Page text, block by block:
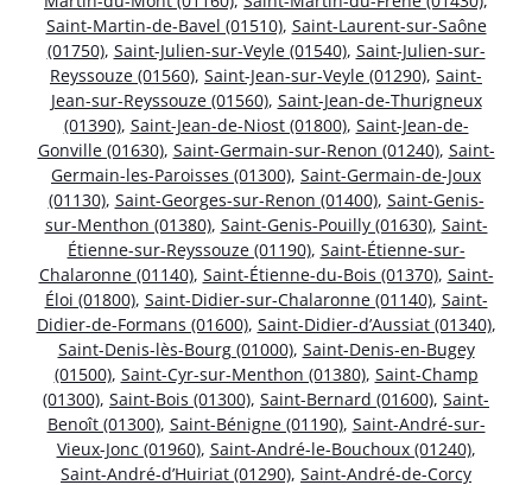
Saint-Martin-de-Bavel (01510), Saint-Laurent-sur-Saône
(01750), Saint-Julien-sur-Veyle (01540), Saint-Julien-sur-
Reyssouze (01560), Saint-Jean-sur-Veyle (01290), Saint-
Jean-sur-Reyssouze (01560), Saint-Jean-de-Thurigneux
(01390), Saint-Jean-de-Niost (01800), Saint-Jean-de-
Gonville (01630), Saint-Germain-sur-Renon (01240), Saint-
Germain-les-Paroisses (01300), Saint-Germain-de-Joux
(01130), Saint-Georges-sur-Renon (01400), Saint-Genis-
sur-Menthon (01380), Saint-Genis-Pouilly (01630), Saint-
Étienne-sur-Reyssouze (01190), Saint-Étienne-sur-
Chalaronne (01140), Saint-Étienne-du-Bois (01370), Saint-
Éloi (01800), Saint-Didier-sur-Chalaronne (01140), Saint-
Didier-de-Formans (01600), Saint-Didier-d’Aussiat (01340),
Saint-Denis-lès-Bourg (01000), Saint-Denis-en-Bugey
(01500), Saint-Cyr-sur-Menthon (01380), Saint-Champ
(01300), Saint-Bois (01300), Saint-Bernard (01600), Saint-
Benoît (01300), Saint-Bénigne (01190), Saint-André-sur-
Vieux-Jonc (01960), Saint-André-le-Bouchoux (01240),
Saint-André-d’Huiriat (01290), Saint-André-de-Corcy